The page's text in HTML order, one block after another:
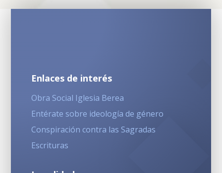
Enlaces de interés
Obra Social Iglesia Berea
Entérate sobre ideología de género
Conspiración contra las Sagradas
Escrituras